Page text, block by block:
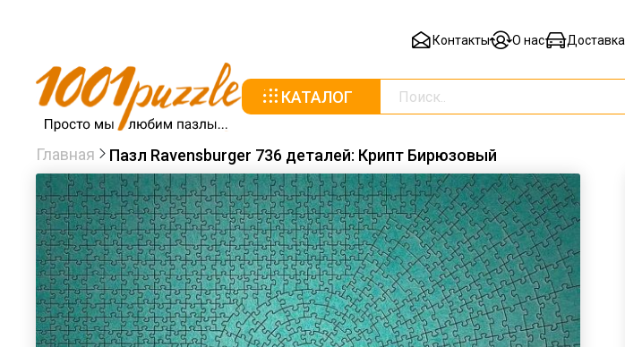
Контакты О нас Доставка
КАТАЛОГ
Главная Пазл Ravensburger 736 деталей: Крипт Бирюзовый